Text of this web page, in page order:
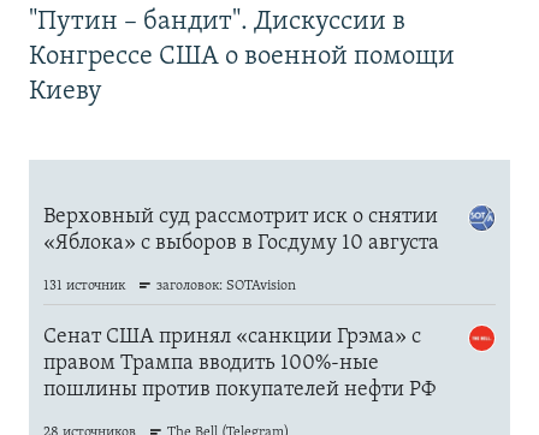
"Путин – бандит". Дискуссии в
Конгрессе США о военной помощи
Киеву